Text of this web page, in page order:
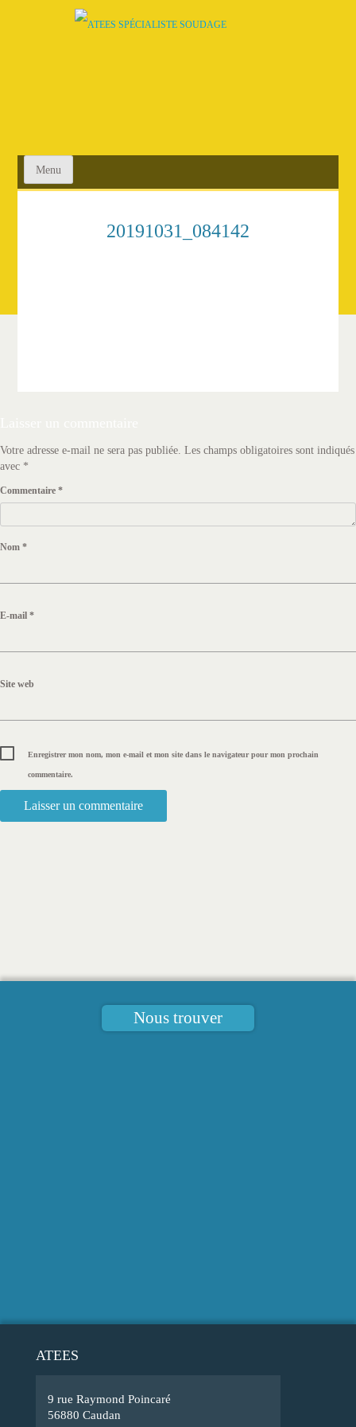
Menu
20191031_084142
Votre adresse e-mail ne sera pas publiée. Les champs obligatoires sont indiqués
avec *
Commentaire *
Nom *
E-mail *
Site web
Enregistrer mon nom, mon e-mail et mon site dans le navigateur pour mon prochain
commentaire.
Nous trouver
ATEES
9 rue Raymond Poincaré
56880 Caudan